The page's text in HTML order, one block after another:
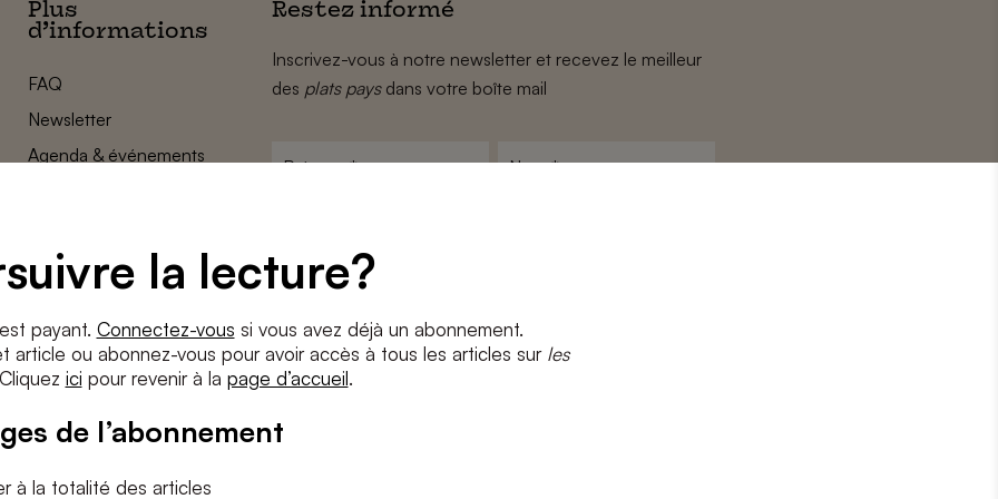
la lecture?
payant. Connectez-vous si vous avez déjà un abonnement.
article ou abonnez-vous pour avoir accès à tous les articles sur les
ici pour revenir à la page d’accueil.
de l’abonnement
à la totalité des articles
Plus
d’informations
FAQ
Newsletter
Agenda & événements
Paramètres des cookies
Restez informé
Inscrivez-vous à notre newsletter et recevez le meilleur
des plats paysdans votre boîte mail
e-
mail
Conditions *
J'accepteles termes et conditionsetla politique de confidentialité